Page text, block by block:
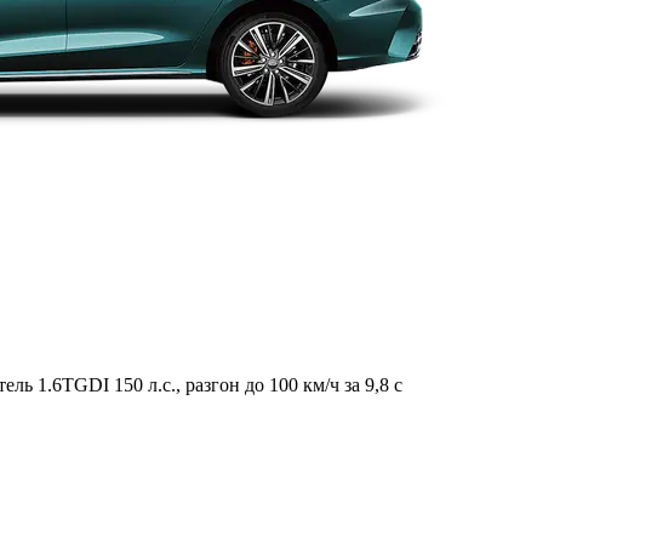
1.6TGDI 150 л.с., разгон до 100 км/ч за 9,8 с